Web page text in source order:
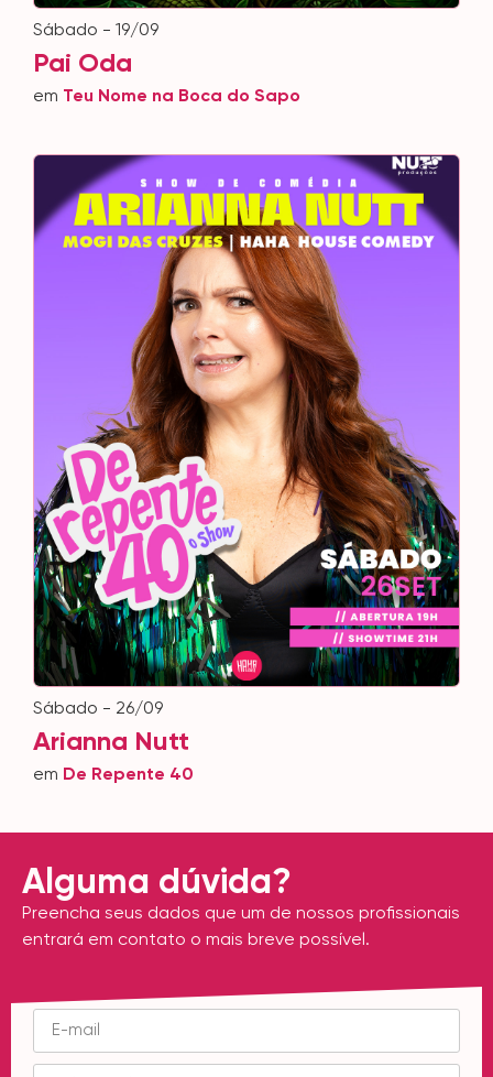
sábado - 19/09
Pai Oda
em Teu Nome na Boca do Sapo
sábado - 26/09
Arianna Nutt
em De Repente 40
Alguma dúvida?
Preencha seus dados que um de nossos profissionais
entrará em contato o mais breve possível.